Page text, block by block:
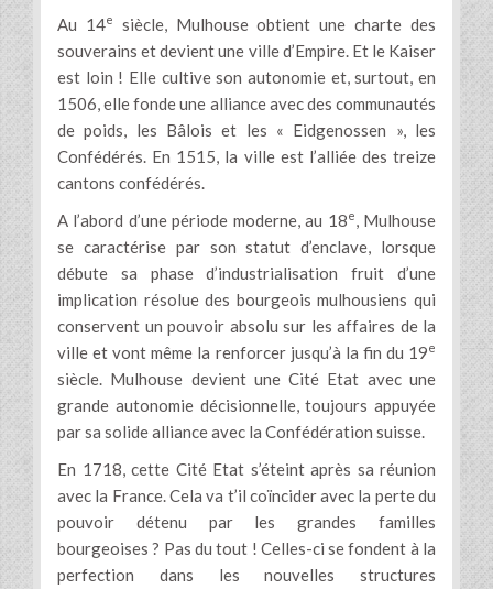
Au 14e
siècle, Mulhouse obtient une charte des
souverains et devient une ville d’Empire. Et le Kaiser
est loin ! Elle cultive son autonomie et, surtout, en
1506, elle fonde une alliance avec des communautés
de poids, les Bâlois et les « Eidgenossen », les
Confédérés. En 1515, la ville est l’alliée des treize
cantons confédérés.
A l’abord d’une période moderne, au 18e, Mulhouse
se caractérise par son statut d’enclave, lorsque
débute sa phase d’industrialisation fruit d’une
implication résolue des bourgeois mulhousiens qui
conservent un pouvoir absolu sur les affaires de la
ville et vont même la renforcer jusqu’à la fin du 19e
siècle. Mulhouse devient une Cité Etat avec une
grande autonomie décisionnelle, toujours appuyée
par sa solide alliance avec la Confédération suisse.
En 1718, cette Cité Etat s’éteint après sa réunion
avec la France. Cela va t’il coïncider avec la perte du
pouvoir détenu par les grandes familles
bourgeoises ? Pas du tout ! Celles-ci se fondent à la
perfection dans les nouvelles structures